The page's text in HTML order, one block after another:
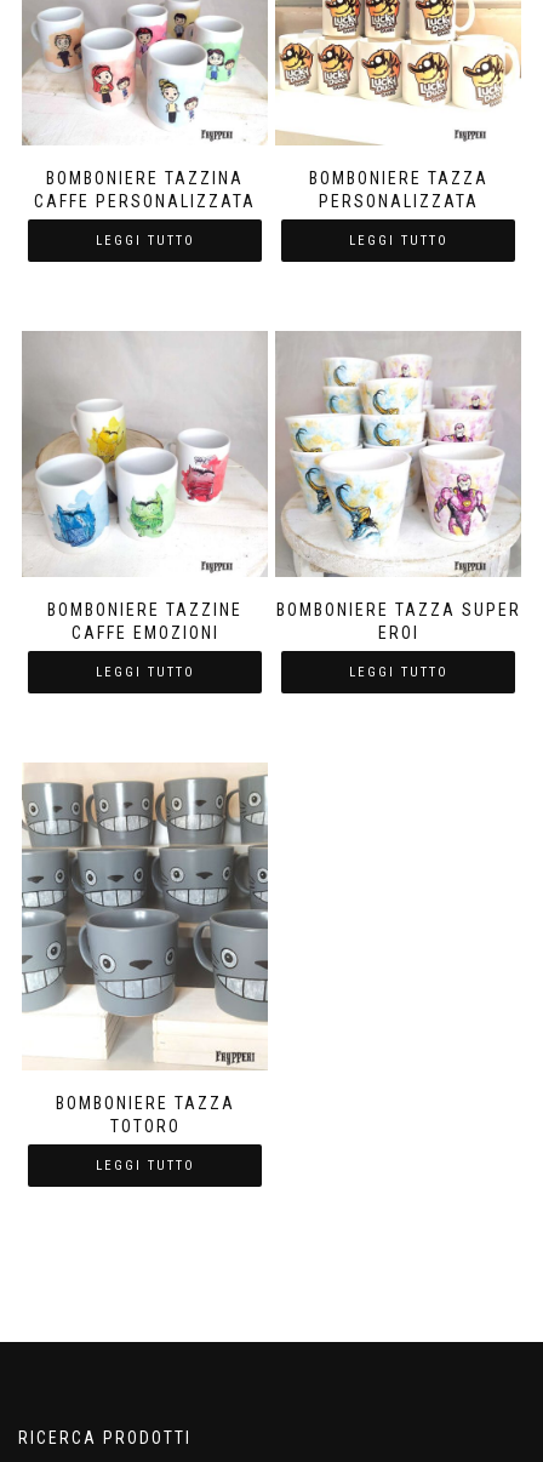
BOMBONIERE TAZZINA
CAFFE PERSONALIZZATA
LEGGI TUTTO
BOMBONIERE TAZZA
PERSONALIZZATA
LEGGI TUTTO
BOMBONIERE TAZZINE
CAFFE EMOZIONI
LEGGI TUTTO
BOMBONIERE TAZZA SUPER
EROI
LEGGI TUTTO
BOMBONIERE TAZZA
TOTORO
LEGGI TUTTO
RICERCA PRODOTTI